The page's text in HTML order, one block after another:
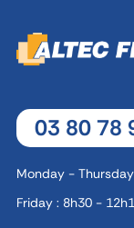
03 80 78
Monday -
Friday : 8h30 -